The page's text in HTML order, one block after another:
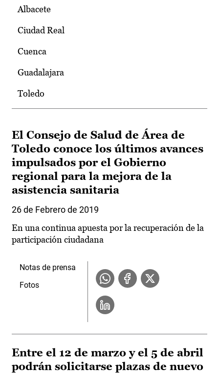
Albacete
Ciudad Real
Cuenca
Guadalajara
Toledo
El Consejo de Salud de Área de
Toledo conoce los últimos avances
impulsados por el Gobierno
regional para la mejora de la
asistencia sanitaria
26 de Febrero de 2019
En una continua apuesta por la recuperación de la
participación ciudadana
Notas de prensa
Fotos
Entre el 12 de marzo y el 5 de abril
podrán solicitarse plazas de nuevo